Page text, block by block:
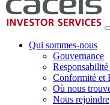
Qui sommes-nous
Gouvernance
Conformité et
Où nous
Nous rejoindre